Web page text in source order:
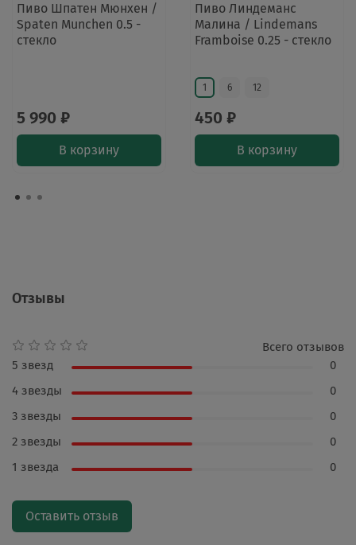
Пиво Шпатен Мюнхен /
Spaten Munchen 0.5 -
стекло
5 990 ₽
В корзину
Пиво Линдеманс
Малина / Lindemans
Framboise 0.25 - стекло
1 6 12
450 ₽
В корзину
Отзывы
Всего отзывов
5 звезд
0
4 звезды
0
3 звезды
0
2 звезды
0
1 звезда
0
Оставить отзыв